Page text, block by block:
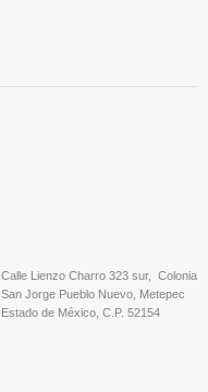
Calle Lienzo Charro 323 sur, Colonia
San Jorge Pueblo Nuevo, Metepec
Estado de México, C.P. 52154